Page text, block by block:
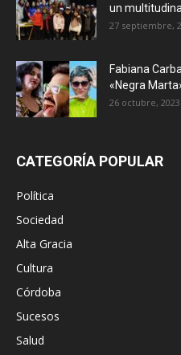
un
27 septiembre,
Fabiana
«Negra
26 octubre, 2023
CATEGORÍA POPULAR
Política
Sociedad
Alta Gracia
Cultura
Córdoba
Sucesos
Salud